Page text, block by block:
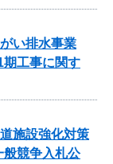
い排水事業
工事に関す
施設強化対策
般競争入札公